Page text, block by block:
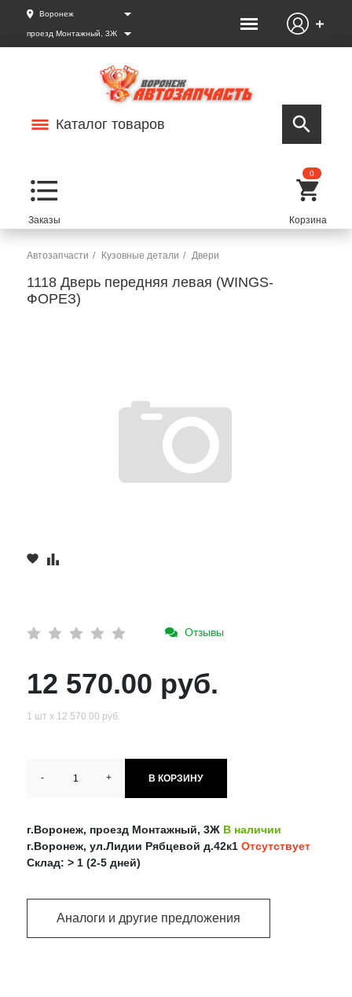
Воронеж
проезд Монтажный, 3Ж
Каталог товаров
0
Автозапчасти Кузовные детали Двери
1118 Дверь передняя левая (WINGS-
ФОРЕЗ)
Отзывы
12 570.00 руб.
1 шт х 12 570.00 руб.
- + В КОРЗИНУ
г.Воронеж, проезд Монтажный, 3Ж В наличии
г.Воронеж, ул.Лидии Рябцевой д.42к1 Отсутствует
Склад: > 1 (2-5 дней)
Аналоги и другие предложения